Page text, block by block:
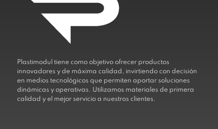
Plastimodul tiene como objetivo ofrecer productos
innovadores y de máxima calidad, invirtiendo con decisión
en medios tecnológicos que permiten aportar soluciones
dinámicas y operativas. Utilizamos materiales de primera
calidad y el mejor servicio a nuestros clientes.